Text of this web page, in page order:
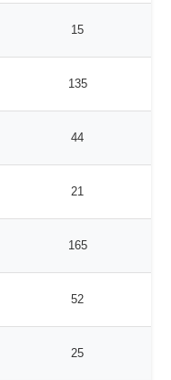
15
135
44
21
165
52
25